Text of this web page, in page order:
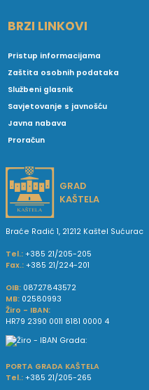
BRZI LINKOVI
Pristup informacijama
Zaštita osobnih podataka
Službeni glasnik
Savjetovanje s javnošću
Javna nabava
Proračun
GRAD
KAŠTELA
Braće Radić 1, 21212 Kaštel Sućurac
Tel.: +385 21/205-205
Fax.: +385 21/224-201
OIB: 08727843572
MB: 02580993
Žiro - IBAN:
HR79 2390 0011 8181 0000 4
PORTA GRADA KAŠTELA
Tel.: +385 21/205-265